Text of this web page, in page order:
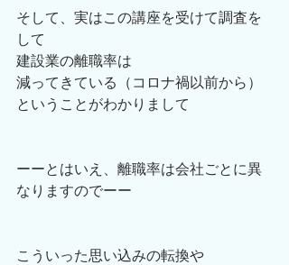
そして、実はこの講座を受けて調査を
して
建設業の離職率は
減ってきている（コロナ禍以前から）
ということがわかりまして
ーーとはいえ、離職率は会社ごとに異
なりますのでーー
こういった思い込みの転換や